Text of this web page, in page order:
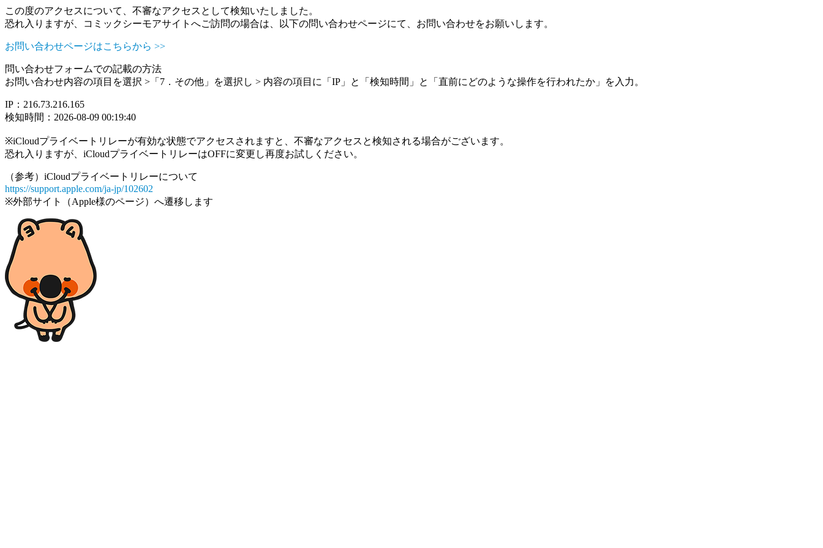
この度のアクセスについて、不審なアクセスとして検知いたしました。
恐れ入りますが、コミックシーモアサイトへご訪問の場合は、以下の問い合わせページにて、お問い合わせをお願いします。
お問い合わせページはこちらから >>
問い合わせフォームでの記載の方法
お問い合わせ内容の項目を選択 >「7．その他」を選択し > 内容の項目に「IP」と「検知時間」と「直前にどのような操作を行われたか」を入力。
IP：216.73.216.165
検知時間：2026-08-09 00:19:40
※iCloudプライベートリレーが有効な状態でアクセスされますと、不審なアクセスと検知される場合がございます。
恐れ入りますが、iCloudプライベートリレーはOFFに変更し再度お試しください。
（参考）iCloudプライベートリレーについて
https://support.apple.com/ja-jp/102602
※外部サイト（Apple様のページ）へ遷移します